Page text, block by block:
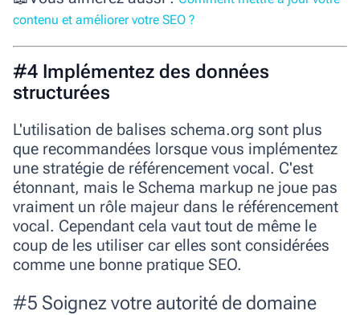
contenu et améliorer votre SEO ?
#4 Implémentez des données
structurées
L'utilisation de balises schema.org sont plus
que recommandées lorsque vous implémentez
une stratégie de référencement vocal. C'est
étonnant, mais le Schema markup ne joue pas
vraiment un rôle majeur dans le référencement
vocal. Cependant cela vaut tout de même le
coup de les utiliser car elles sont considérées
comme une bonne pratique SEO.
#5 Soignez votre autorité de domaine